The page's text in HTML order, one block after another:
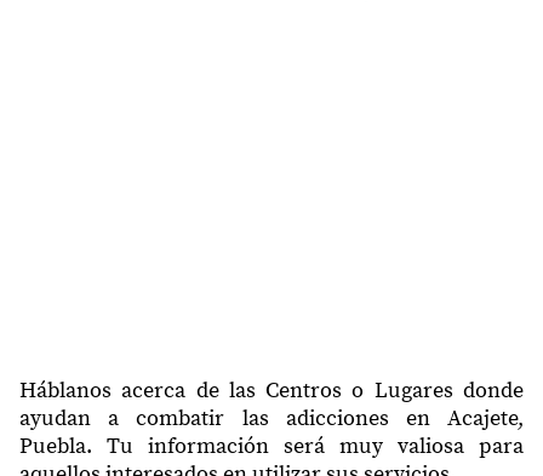
Háblanos acerca de las Centros o Lugares donde
ayudan a combatir las adicciones en Acajete,
Puebla. Tu información será muy valiosa para